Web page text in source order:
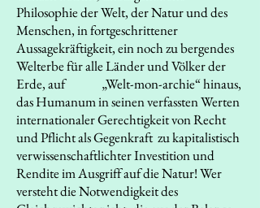
Philosophie der Welt, der Natur und des
Menschen, in fortgeschrittener
Aussagekräftigkeit, ein noch zu bergendes
Welterbe für alle Länder und Völker der
Erde, auf „Welt-mon-archie“ hinaus,
das Humanum in seinen verfassten Werten
internationaler Gerechtigkeit von Recht
und Pflicht als Gegenkraft zu kapitalistisch
verwissenschaftlichter Investition und
Rendite im Ausgriff auf die Natur! Wer
versteht die Notwendigkeit des